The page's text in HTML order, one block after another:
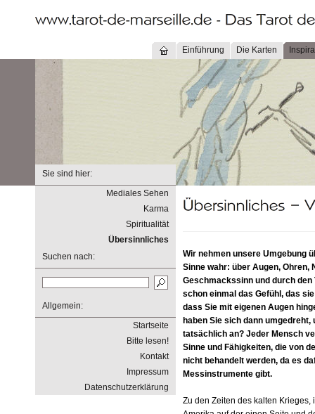
Einführung Die Karten
Sie sind hier:
Mediales Sehen
Karma
Spiritualität
Übersinnliches
Suchen nach:
Allgemein:
Startseite
Bitte lesen!
Kontakt
Impressum
Datenschutzerklärung
Wir nehmen unsere Umgebung
Sinne wahr: über Augen, Ohren,
Geschmackssinn und durch den
schon einmal das Gefühl, das
dass Sie mit eigenen Augen
haben Sie sich dann umgedreht,
tatsächlich an? Jeder Mensch
Sinne und Fähigkeiten, die von
nicht behandelt werden, da es
Messinstrumente gibt.
Zu den Zeiten des kalten